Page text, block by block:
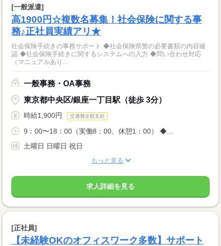
[一般派遣]
高1900円☆複数名募集！社会保険に関する事
務♪正社員実績アリ★
社会保険手続きの事務サポート ◆社会保険県警の必要書類の内容確
認 ◆社会保険手続きに関するシステムへの入力 ◆問い合わせ対応
（マニュアルあり...
一般事務・OA事務
東京都中央区/銀座一丁目駅（徒歩 3分）
時給1,900円 交通費全額支給
9：00〜18：00（実働8：00、休憩1：00） ◆...
土曜日 日曜日 祝日
もっと見る
求人詳細を見る
[正社員]
【未経験OKのオフィスワーク多数】サポート